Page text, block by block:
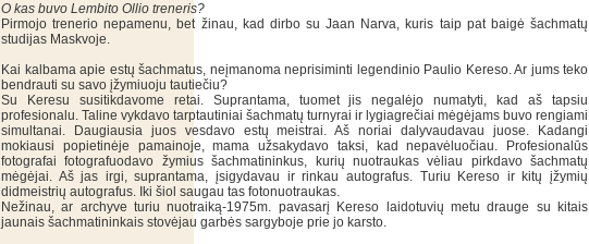
O kas buvo Lembito Ollio treneris?
Pirmojo trenerio nepamenu, bet žinau, kad dirbo su Jaan Narva, kuris taip pat baigė šachmatų
studijas Maskvoje.
Kai kalbama apie estų šachmatus, neįmanoma neprisiminti legendinio Paulio Kereso. Ar jums teko
bendrauti su savo įžymiuoju tautiečiu?
Su Keresu susitikdavome retai. Suprantama, tuomet jis negalėjo numatyti, kad aš tapsiu
profesionalu. Taline vykdavo tarptautiniai šachmatų turnyrai ir lygiagrečiai mėgėjams buvo rengiami
simultanai. Daugiausia juos vesdavo estų meistrai. Aš noriai dalyvaudavau juose. Kadangi
mokiausi popietinėje pamainoje, mama užsakydavo taksi, kad nepavėluočiau. Profesionalūs
fotografai fotografuodavo žymius šachmatininkus, kurių nuotraukas vėliau pirkdavo šachmatų
mėgėjai. Aš jas irgi, suprantama, įsigydavau ir rinkau autografus. Turiu Kereso ir kitų įžymių
didmeistrių autografus. Iki šiol saugau tas fotonuotraukas.
Nežinau, ar archyve turiu nuotraiką-1975m. pavasarį Kereso laidotuvių metu drauge su kitais
jaunais šachmatininkais stovėjau garbės sargyboje prie jo karsto.